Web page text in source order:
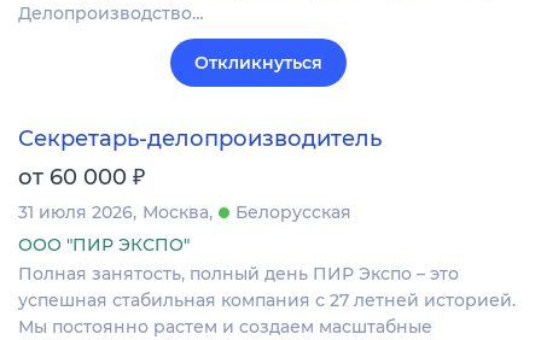
Делопроизводство…
Откликнуться
Секретарь-делопроизводитель
от 60 000 ₽
31 июля 2026 Москва
Белорусская
ООО "ПИР ЭКСПО"
Полная занятость, полный день ПИР Экспо – это
успешная стабильная компания с 27 летней историей.
Мы постоянно растем и создаем масштабные